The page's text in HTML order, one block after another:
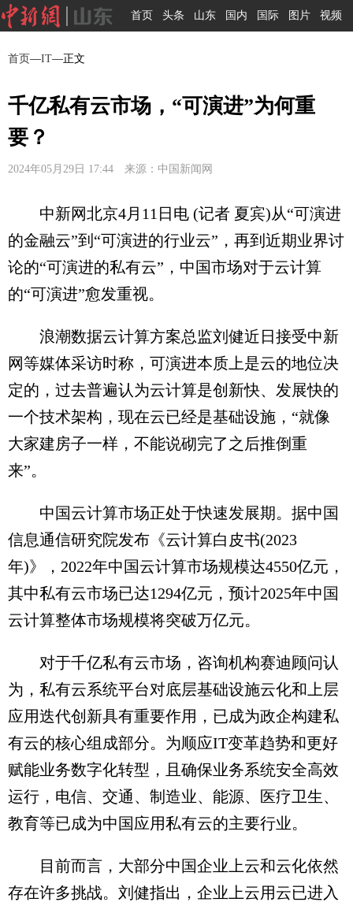
首页 头条 山东 国内 国际 图片 视频
首页—IT—正文
千亿私有云市场，“可演进”为何重
要？
2024年05月29日 17:44 来源：中国新闻网
中新网北京4月11日电 (记者 夏宾)从“可演进
的金融云”到“可演进的行业云”，再到近期业界讨
论的“可演进的私有云”，中国市场对于云计算
的“可演进”愈发重视。
浪潮数据云计算方案总监刘健近日接受中新
网等媒体采访时称，可演进本质上是云的地位决
定的，过去普遍认为云计算是创新快、发展快的
一个技术架构，现在云已经是基础设施，“就像
大家建房子一样，不能说砌完了之后推倒重
来”。
中国云计算市场正处于快速发展期。据中国
信息通信研究院发布《云计算白皮书(2023
年)》，2022年中国云计算市场规模达4550亿元，
其中私有云市场已达1294亿元，预计2025年中国
云计算整体市场规模将突破万亿元。
对于千亿私有云市场，咨询机构赛迪顾问认
为，私有云系统平台对底层基础设施云化和上层
应用迭代创新具有重要作用，已成为政企构建私
有云的核心组成部分。为顺应IT变革趋势和更好
赋能业务数字化转型，且确保业务系统安全高效
运行，电信、交通、制造业、能源、医疗卫生、
教育等已成为中国应用私有云的主要行业。
目前而言，大部分中国企业上云和云化依然
存在许多挑战。刘健指出，企业上云用云已进入